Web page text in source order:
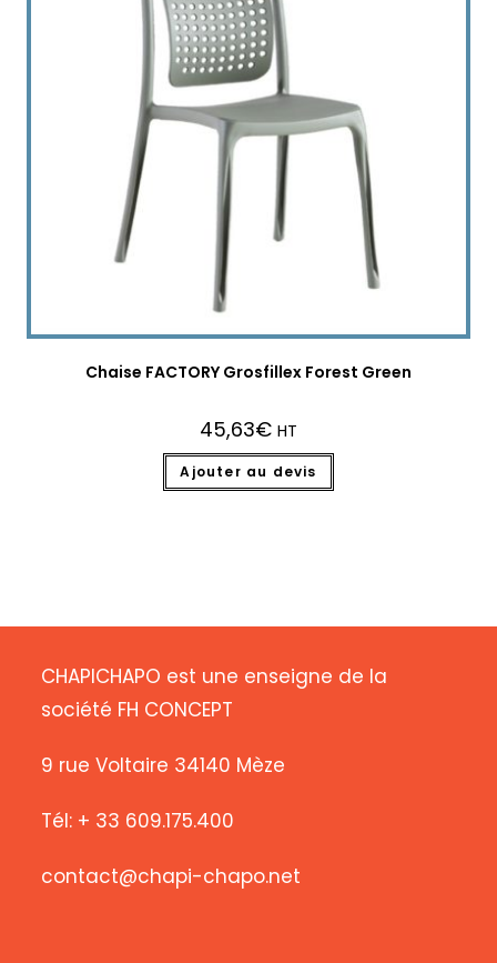
Chaise FACTORY Grosfillex Forest Green
45,63€ HT
Ajouter au devis
CHAPICHAPO est une enseigne de la
société FH CONCEPT
9 rue Voltaire 34140 Mèze
Tél: + 33 609.175.400
contact@chapi-chapo.net